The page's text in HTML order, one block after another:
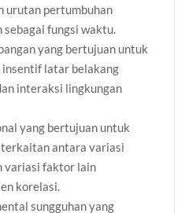
urutan pertumbuhan
sebagai fungsi waktu.
yang bertujuan untuk
insentif latar belakang
interaksi lingkungan
yang bertujuan untuk
antara variasi
variasi faktor lain
korelasi.
sungguhan yang